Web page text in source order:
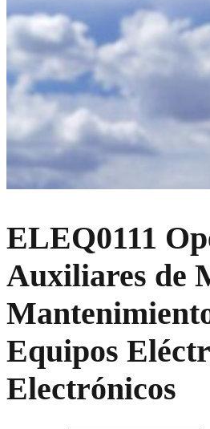
ELEQ0111
Auxiliares de
Equipos
Electrónicos